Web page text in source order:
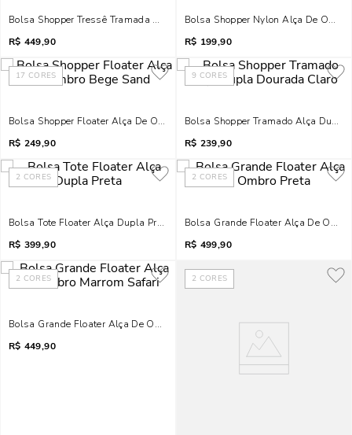
Bolsa Shopper Tressê Tramada Alça De Ombro Preta
R$ 449,90
Bolsa Shopper Nylon Alça De
R$ 199,90
17 CORES
Bolsa Shopper Floater Alça De Ombro Bege Sand
R$ 249,90
9 CORES
Bolsa Shopper Tramado Alça Dupla
R$ 239,90
2 CORES
Bolsa Tote Floater Alça Dupla Preta
R$ 399,90
2 CORES
Bolsa Grande Floater Alça De
R$ 499,90
2 CORES
Bolsa Grande Floater Alça De Ombro Marrom Safari
R$ 449,90
2 CORES